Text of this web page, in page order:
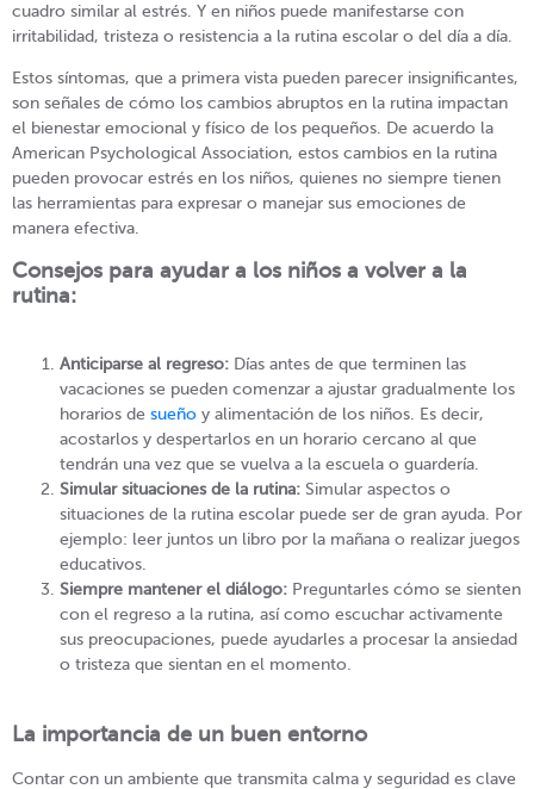
cuadro similar al estrés. Y en niños puede manifestarse con
irritabilidad, tristeza o resistencia a la rutina escolar o del día a día.
Estos síntomas, que a primera vista pueden parecer insignificantes,
son señales de cómo los cambios abruptos en la rutina impactan
el bienestar emocional y físico de los pequeños. De acuerdo la
American Psychological Association, estos cambios en la rutina
pueden provocar estrés en los niños, quienes no siempre tienen
las herramientas para expresar o manejar sus emociones de
manera efectiva.
Consejos para ayudar a los niños a volver a la
rutina:
Anticiparse al regreso: Días antes de que terminen las
vacaciones se pueden comenzar a ajustar gradualmente los
horarios de sueño y alimentación de los niños. Es decir,
acostarlos y despertarlos en un horario cercano al que
tendrán una vez que se vuelva a la escuela o guardería.
Simular situaciones de la rutina: Simular aspectos o
situaciones de la rutina escolar puede ser de gran ayuda. Por
ejemplo: leer juntos un libro por la mañana o realizar juegos
educativos.
Siempre mantener el diálogo: Preguntarles cómo se sienten
con el regreso a la rutina, así como escuchar activamente
sus preocupaciones, puede ayudarles a procesar la ansiedad
o tristeza que sientan en el momento.
La importancia de un buen entorno
Contar con un ambiente que transmita calma y seguridad es clave